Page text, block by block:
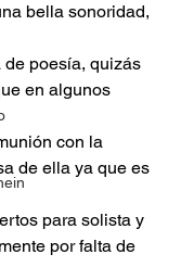
bella sonoridad,
poesía, quizás
en algunos
con la
de ella ya que es
para solista y
por falta de